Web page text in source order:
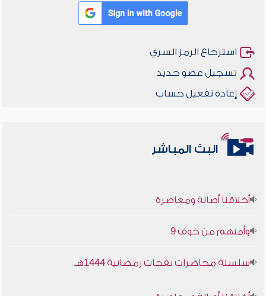
استرجاع الرمز السري
تسجيل عضو جديد
إعادة تفعيل حساب
البث المباشر
أخلاقنا أصالة ومعاصرة
وأمنهم من خوف 9
سلسلة محاضرات نفحات رمضانية 1444هـ